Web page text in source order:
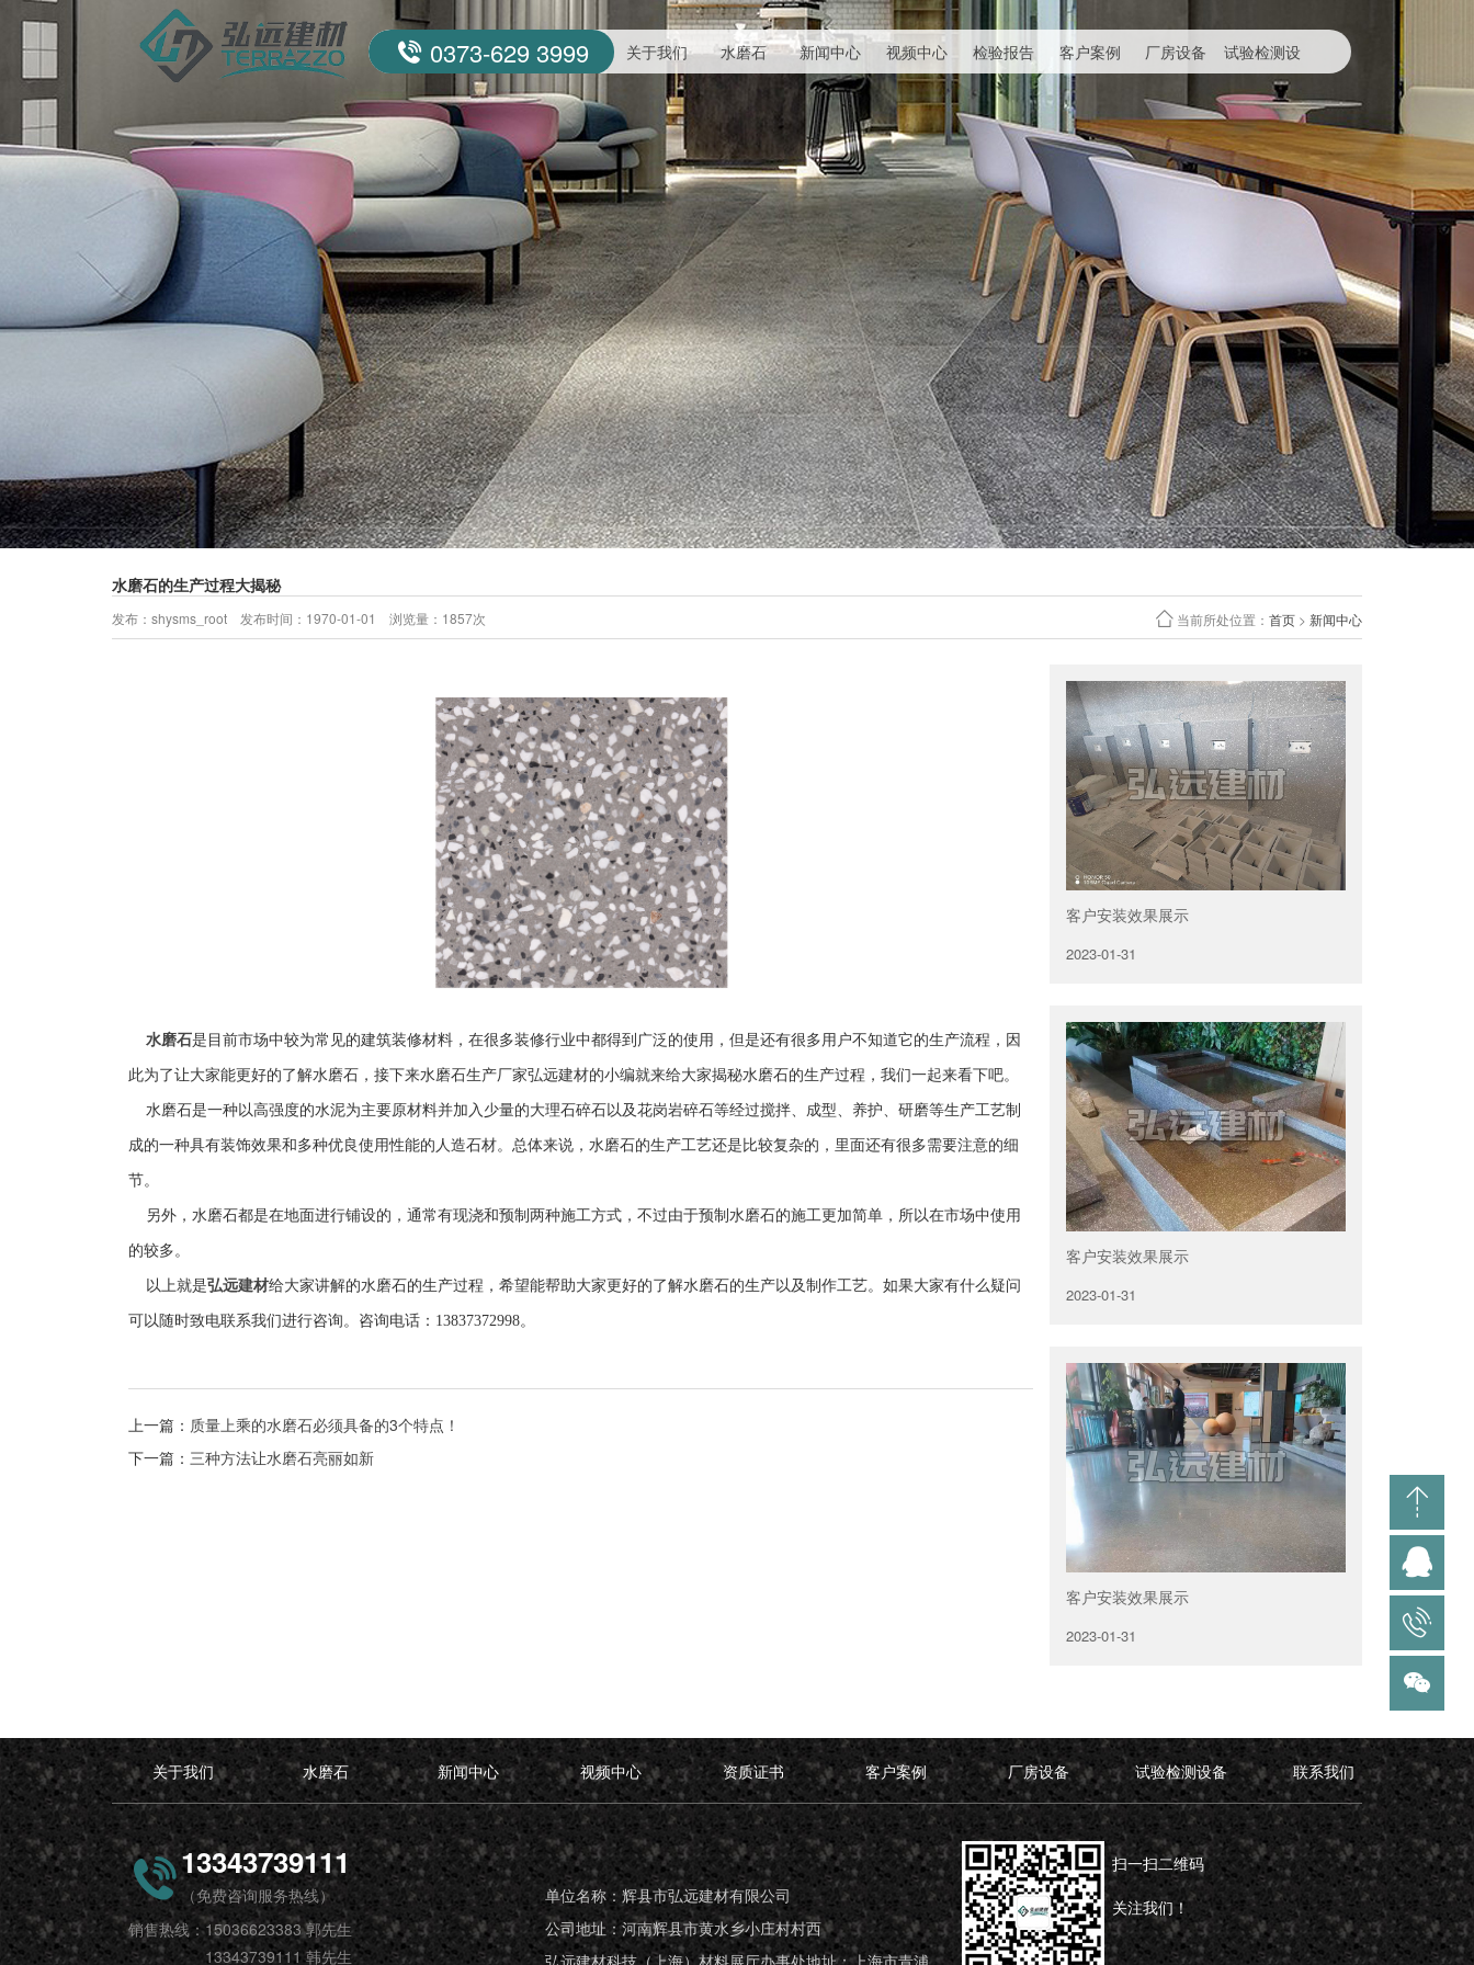
0373-629 3999 关于我们 水磨石 新闻中心 视频中心 检验报告 客户案例 厂房设备
试验检测设
备
联系我们
水磨石的生产过程大揭秘
发布：shysms_root 发布时间：1970-01-01 浏览量：1857次 当前所处位置： 首页 > 新闻中心
水磨石是目前市场中较为常见的建筑装修材料，在很多装修行业中都得到广泛的使用，但是还有很多用户不知道它的生产流程，因
此为了让大家能更好的了解水磨石，接下来水磨石生产厂家弘远建材的小编就来给大家揭秘水磨石的生产过程，我们一起来看下吧。
水磨石是一种以高强度的水泥为主要原材料并加入少量的大理石碎石以及花岗岩碎石等经过搅拌、成型、养护、研磨等生产工艺制
成的一种具有装饰效果和多种优良使用性能的人造石材。总体来说，水磨石的生产工艺还是比较复杂的，里面还有很多需要注意的细
节。
另外，水磨石都是在地面进行铺设的，通常有现浇和预制两种施工方式，不过由于预制水磨石的施工更加简单，所以在市场中使用
的较多。
以上就是弘远建材给大家讲解的水磨石的生产过程，希望能帮助大家更好的了解水磨石的生产以及制作工艺。如果大家有什么疑问
可以随时致电联系我们进行咨询。咨询电话：13837372998。
上一篇： 质量上乘的水磨石必须具备的3个特点！
下一篇： 三种方法让水磨石亮丽如新
客户安装效果展示
2023-01-31
客户安装效果展示
2023-01-31
客户安装效果展示
2023-01-31
关于我们 水磨石 新闻中心 视频中心 资质证书 客户案例 厂房设备 试验检测设备 联系我们
13343739111
（免费咨询服务热线）
销售热线：15036623383 郭先生
13343739111 韩先生
单位名称：辉县市弘远建材有限公司
公司地址：河南辉县市黄水乡小庄村村西
扫一扫二维码
关注我们！